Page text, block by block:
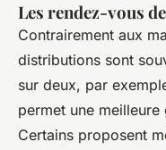
Les rendez-vous
Contrairement aux
distributions sont
sur deux, par
permet une
Certains proposent